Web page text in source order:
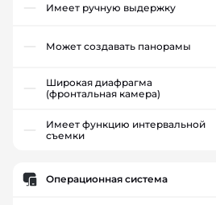
Имеет ручную выдержку
Может создавать панорамы
Широкая диафрагма
(фронтальная камера)
Имеет функцию интервальной
съемки
Операционная система